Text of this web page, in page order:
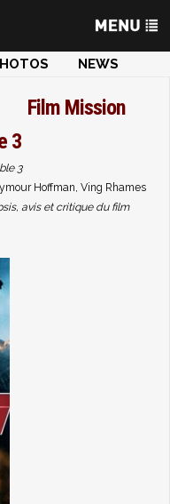
NEWS
Film Mission
3
3
Hoffman, Ving Rhames
avis et critique du film